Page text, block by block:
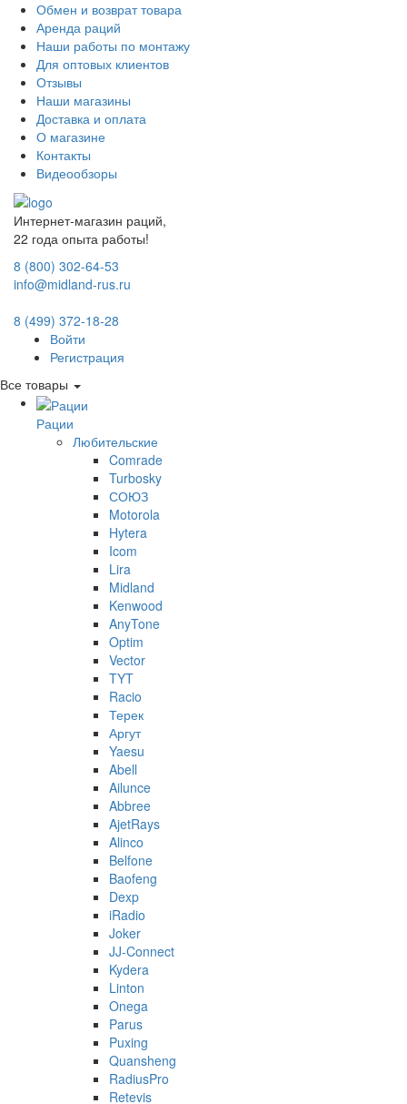
Обмен и возврат товара
Аренда раций
Наши работы по монтажу
Для оптовых клиентов
Отзывы
Наши магазины
Доставка и оплата
О магазине
Контакты
Видеообзоры
Интернет-магазин раций,
22 года опыта работы!
8 (800) 302-64-53
info@midland-rus.ru
8 (499) 372-18-28
Войти
Регистрация
Все товары
Рации
Любительские
Comrade
Turbosky
СОЮЗ
Motorola
Hytera
Icom
Lira
Midland
Kenwood
AnyTone
Optim
Vector
TYT
Racio
Терек
Аргут
Yaesu
Abell
Ailunce
Abbree
AjetRays
Alinco
Belfone
Baofeng
Dexp
iRadio
Joker
JJ-Connect
Kydera
Linton
Onega
Parus
Puxing
Quansheng
RadiusPro
Retevis